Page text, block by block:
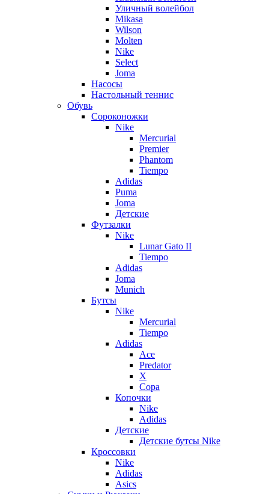
Уличный волейбол
Mikasa
Wilson
Molten
Nike
Select
Joma
Насосы
Настольный теннис
Обувь
Сороконожки
Nike
Mercurial
Premier
Phantom
Tiempo
Adidas
Puma
Joma
Детские
Футзалки
Nike
Lunar Gato II
Tiempo
Adidas
Joma
Munich
Бутсы
Nike
Mercurial
Tiempo
Adidas
Ace
Predator
X
Copa
Копочки
Nike
Adidas
Детские
Детские бутсы Nike
Кроссовки
Nike
Adidas
Asics